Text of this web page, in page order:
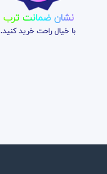
نشان ضمانت ترب
با خیال راحت خرید کنید.